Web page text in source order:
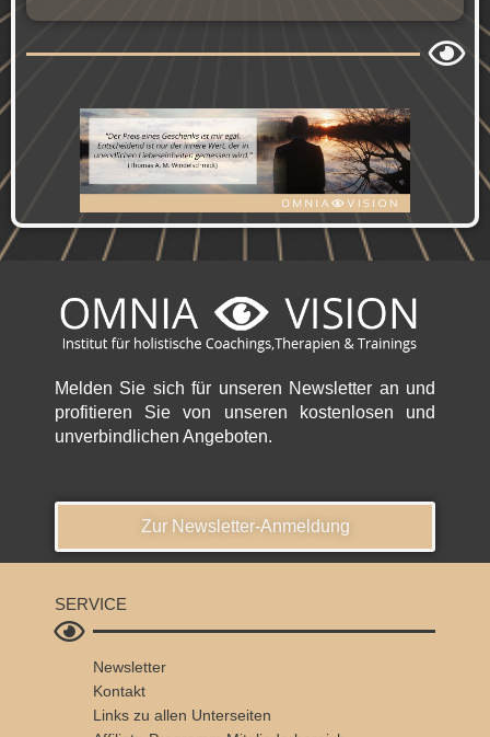
Melden Sie sich für unseren Newsletter an und
profitieren Sie von unseren kostenlosen und
unverbindlichen Angeboten.
Zur Newsletter-Anmeldung
SERVICE
Newsletter
Kontakt
Links zu allen Unterseiten